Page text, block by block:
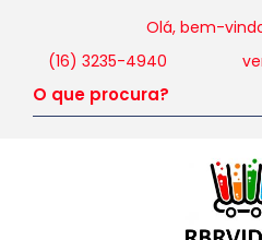
Olá, bem-
(16) 3235-4940